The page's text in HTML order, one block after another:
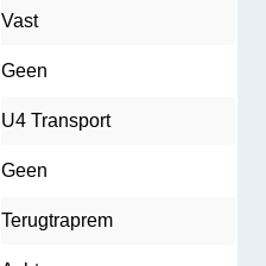
Vast
Geen
U4 Transport
Geen
Terugtraprem